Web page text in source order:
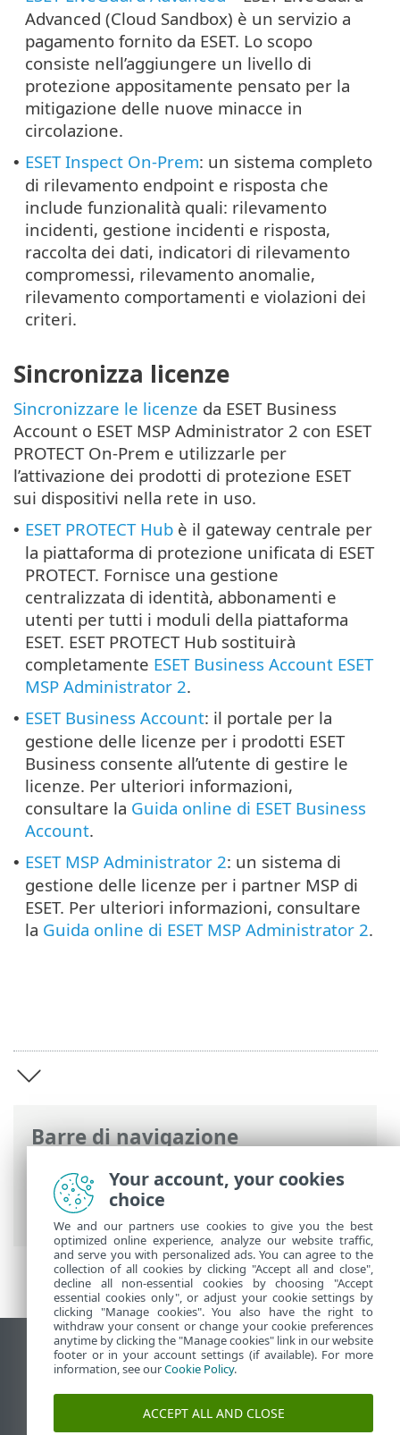
Barre di navigazione
Guida online ESET>ESET PROTECT On-
Prem>Introduzione a ESET PROTECT On-
Prem
Advanced (Cloud Sandbox) è un servizio a
pagamento fornito da ESET. Lo scopo
consiste nell’aggiungere un livello di
protezione appositamente pensato per la
mitigazione delle nuove minacce in
circolazione.
• ESET Inspect On-Prem: un sistema completo
di rilevamento endpoint e risposta che
include funzionalità quali: rilevamento
incidenti, gestione incidenti e risposta,
raccolta dei dati, indicatori di rilevamento
compromessi, rilevamento anomalie,
rilevamento comportamenti e violazioni dei
criteri.
Sincronizza licenze
Sincronizzare le licenze da ESET Business
Account o ESET MSP Administrator 2 con ESET
PROTECT On-Prem e utilizzarle per
l’attivazione dei prodotti di protezione ESET
sui dispositivi nella rete in uso.
• ESET PROTECT Hub è il gateway centrale per
la piattaforma di protezione unificata di ESET
PROTECT. Fornisce una gestione
centralizzata di identità, abbonamenti e
utenti per tutti i moduli della piattaforma
ESET. ESET PROTECT Hub sostituirà
completamente ESET Business Account ESET
MSP Administrator 2.
• ESET Business Account: il portale per la
gestione delle licenze per i prodotti ESET
Business consente all’utente di gestire le
licenze. Per ulteriori informazioni,
consultare la Guida online di ESET Business
Account.
• ESET MSP Administrator 2: un sistema di
gestione delle licenze per i partner MSP di
ESET. Per ulteriori informazioni, consultare
la Guida online di ESET MSP Administrator 2.
Visualizza sito desktop
End of Life
ESET Knowledge Base
Your account, your cookies
choice
We and our partners use cookies to give you the best
optimized online experience, analyze our website traffic,
and serve you with personalized ads. You can agree to the
collection of all cookies by clicking "Accept all and close",
decline all non-essential cookies by choosing "Accept
essential cookies only", or adjust your cookie settings by
clicking "Manage cookies". You also have the right to
withdraw your consent or change your cookie preferences
anytime by clicking the "Manage cookies" link in our website
footer or in your account settings (if available). For more
information, see ourCookie Policy.
ACCEPT ALL AND CLOSE